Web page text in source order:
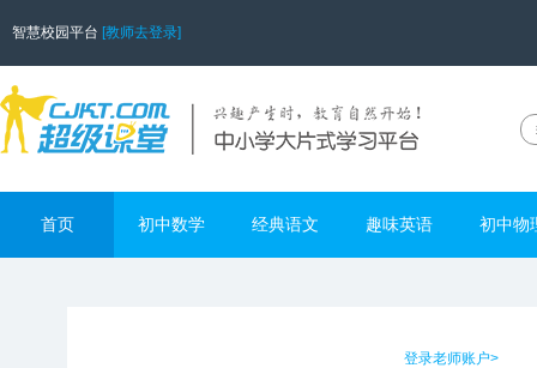
智慧校园平台 [教师去登录]
首页 初中数学 经典语文 趣味英语 初中物
登录老师账户>